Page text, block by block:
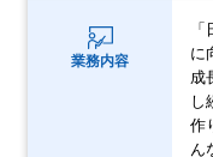
業務内容
に
成
し
作
ん